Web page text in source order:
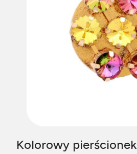
Kolorowy pierścionek